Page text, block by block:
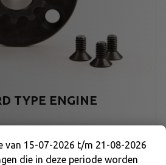
TYPE ENGINE
van 15-07-2026 t/m 21-08-2026
die in deze periode worden